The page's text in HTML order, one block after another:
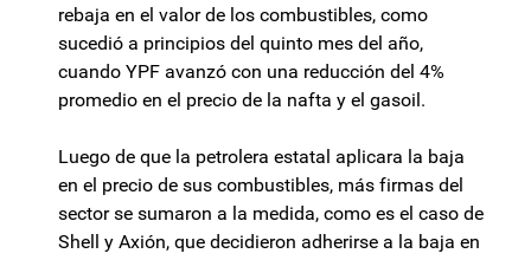
rebaja en el valor de los combustibles, como
sucedió a principios del quinto mes del año,
cuando YPF avanzó con una reducción del 4%
promedio en el precio de la nafta y el gasoil.
Luego de que la petrolera estatal aplicara la baja
en el precio de sus combustibles, más firmas del
sector se sumaron a la medida, como es el caso de
Shell y Axión, que decidieron adherirse a la baja en